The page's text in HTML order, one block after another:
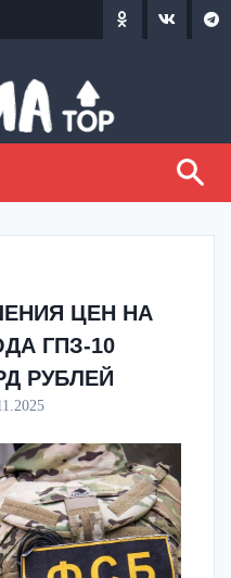
ЦЕН НА
ГПЗ-10
РУБЛЕЙ